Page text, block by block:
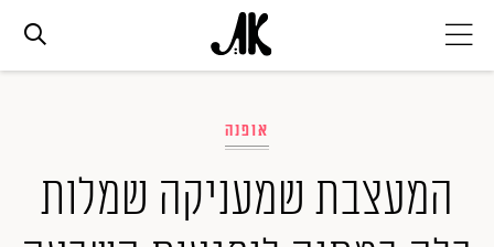
אופנה
אופנה
המעצבת שמעניקה שמלות